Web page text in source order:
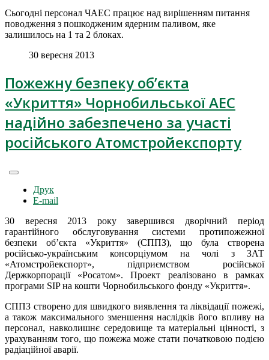
Сьогодні персонал ЧАЕС працює над вирішенням питання
поводження з пошкодженим ядерним паливом, яке
залишилось на 1 та 2 блоках.
30 вересня 2013
Пожежну безпеку об’єкта
«Укриття» Чорнобильської АЕС
надійно забезпечено за участі
російського Атомстройекспорту
Друк
E-mail
30 вересня 2013 року завершився дворічний період
гарантійного обслуговування системи протипожежної
безпеки об’єкта «Укриття» (СППЗ), що була створена
російсько-українським консорціумом на чолі з ЗАТ
«Атомстройекспорт», підприємством російської
Держкорпорації «Росатом». Проект реалізовано в рамках
програми SIP на кошти Чорнобильського фонду «Укриття».
СППЗ створено для швидкого виявлення та ліквідації пожежі,
а також максимального зменшення наслідків його впливу на
персонал, навколишнє середовище та матеріальні цінності, з
урахуванням того, що пожежа може стати початковою подією
радіаційної аварії.